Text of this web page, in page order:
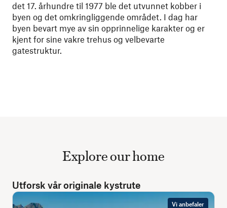
det 17. århundre til 1977 ble det utvunnet kobber i
byen og det omkringliggende området. I dag har
byen bevart mye av sin opprinnelige karakter og er
kjent for sine vakre trehus og velbevarte
gatestruktur.
Explore our home
Utforsk vår originale kystrute
Vi anbefaler